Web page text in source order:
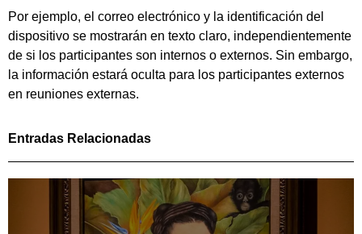
Por ejemplo, el correo electrónico y la identificación del
dispositivo se mostrarán en texto claro, independientemente
de si los participantes son internos o externos. Sin embargo,
la información estará oculta para los participantes externos
en reuniones externas.
Entradas Relacionadas